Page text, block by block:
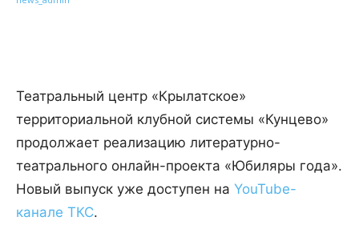
Театральный центр «Крылатское»
территориальной клубной системы «Кунцево»
продолжает реализацию литературно-
театрального онлайн-проекта «Юбиляры года».
Новый выпуск уже доступен на YouTube-
канале ТКС.